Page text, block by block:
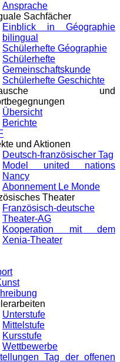
Ansprache
Sachfächer
Einblick in Géographie
bilingual
Schülerhefte Géographie
Schülerhefte
Gemeinschaftskunde
Schülerhefte Geschichte
und
Übersicht
Berichte
und Aktionen
Deutsch-französischer Tag
Model united nations
Nancy
Abonnement Le Monde
Theater
Französisch-deutsche
Theater-AG
Kooperation mit dem
Xenia-Theater
Unterstufe
Mittelstufe
Kursstufe
Wettbewerbe
Tag der offenen